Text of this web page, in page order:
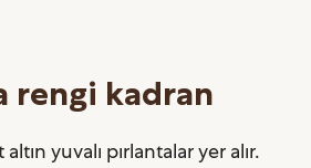
rengi kadran
yuvalı pırlantalar yer alır.